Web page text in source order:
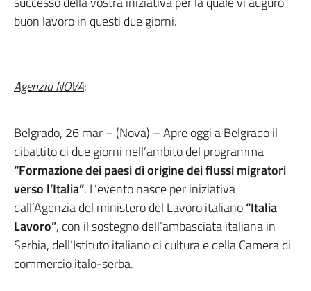
buon lavoro in questi due giorni.
Agenzia NOVA:
Belgrado, 26 mar – (Nova) – Apre oggi a Belgrado il
dibattito di due giorni nell’ambito del programma
“Formazione dei paesi di origine dei flussi migratori
verso l’Italia”. L’evento nasce per iniziativa
dall’Agenzia del ministero del Lavoro italiano“Italia
Lavoro”, con il sostegno dell’ambasciata italiana in
Serbia, dell’Istituto italiano di cultura e della Camera di
commercio italo-serba.